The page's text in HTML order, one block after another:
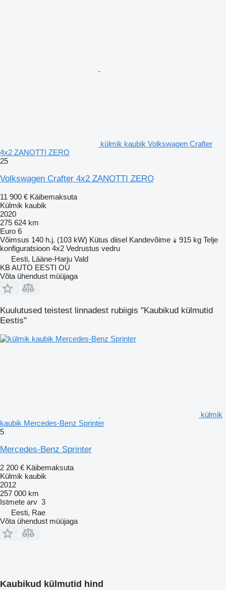
külmik kaubik Volkswagen Crafter
4x2 ZANOTTI ZERO
25
Volkswagen Crafter 4x2 ZANOTTI ZERO
11 900 € Käibemaksuta
Külmik kaubik
2020
275 624 km
Euro 6
Võimsus 140 h.j. (103 kW) Kütus diisel Kandevõime 915 kg Telje
konfiguratsioon 4x2 Vedrustus vedru
Eesti, Lääne-Harju Vald
KB AUTO EESTI OÜ
Võta ühendust müüjaga
Kuulutused teistest linnadest rubiigis "Kaubikud külmutid
Eestis"
külmik
kaubik Mercedes-Benz Sprinter
5
Mercedes-Benz Sprinter
2 200 € Käibemaksuta
Külmik kaubik
2012
257 000 km
Istmete arv 3
Eesti, Rae
Võta ühendust müüjaga
Kaubikud külmutid hind